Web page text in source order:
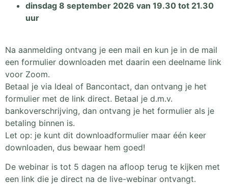
dinsdag 8 september 2026 van 19.30 tot 21.30
uur
Na aanmelding ontvang je een mail en kun je in de mail
een formulier downloaden met daarin een deelname link
voor Zoom.
Betaal je via Ideal of Bancontact, dan ontvang je het
formulier met de link direct. Betaal je d.m.v.
bankoverschrijving, dan ontvang je het formulier als je
betaling binnen is.
Let op: je kunt dit downloadformulier maar één keer
downloaden, dus bewaar hem goed!
De webinar is tot 5 dagen na afloop terug te kijken met
een link die je direct na de live-webinar ontvangt.